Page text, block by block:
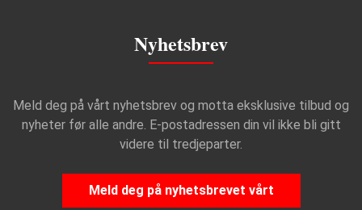
Nyhetsbrev
Meld deg på vårt nyhetsbrev og motta eksklusive tilbud og
nyheter før alle andre. E-postadressen din vil ikke bli gitt
videre til tredjeparter.
Meld deg på nyhetsbrevet vårt